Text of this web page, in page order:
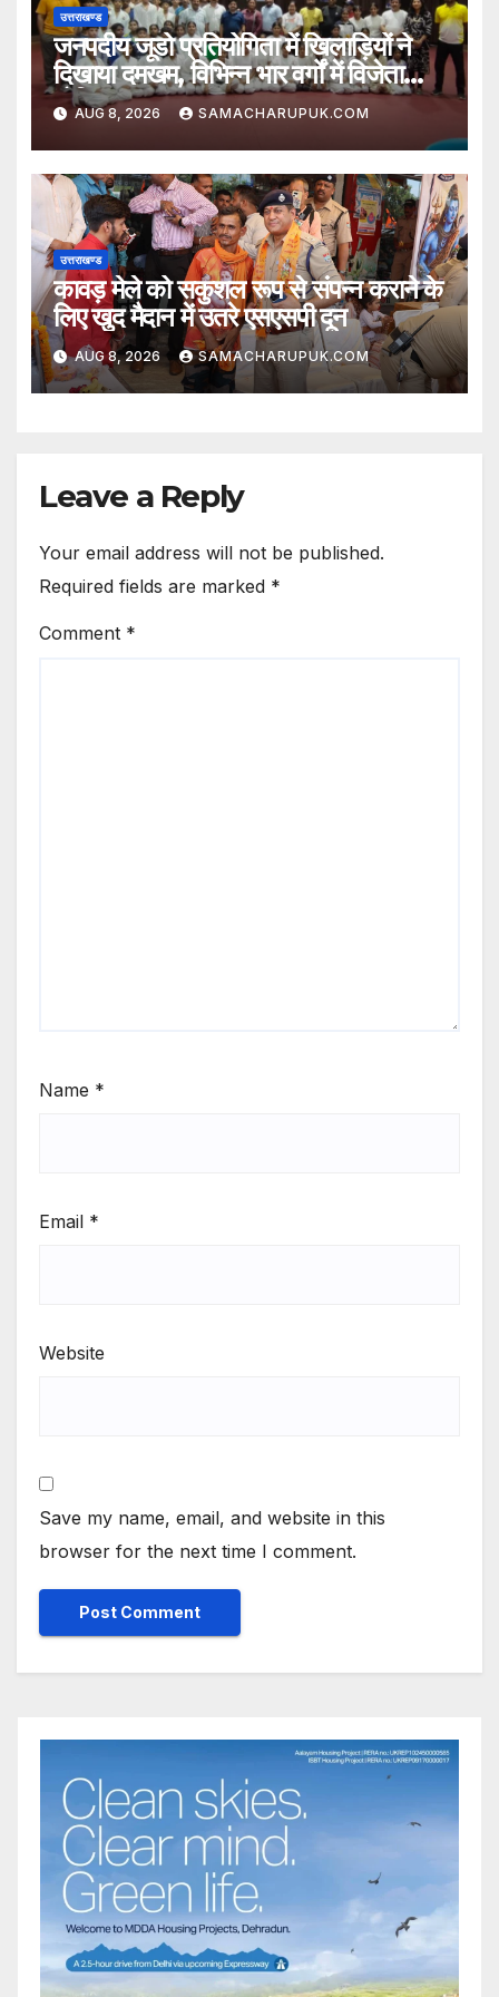
उत्तराखण्ड
जनपदीय जूडो प्रतियोगिता में खिलाड़ियों ने
दिखाया दमखम, विभिन्न भार वर्गों में विजेता
घोषित
AUG 8, 2026 SAMACHARUPUK.COM
उत्तराखण्ड
कावड़ मेले को सकुशल रूप से संपन्न कराने के
लिए खुद मैदान में उतरे एसएसपी दून
AUG 8, 2026 SAMACHARUPUK.COM
Leave a Reply
Your email address will not be published.
Required fields are marked *
Comment *
Name *
Email *
Website
Save my name, email, and website in this
browser for the next time I comment.